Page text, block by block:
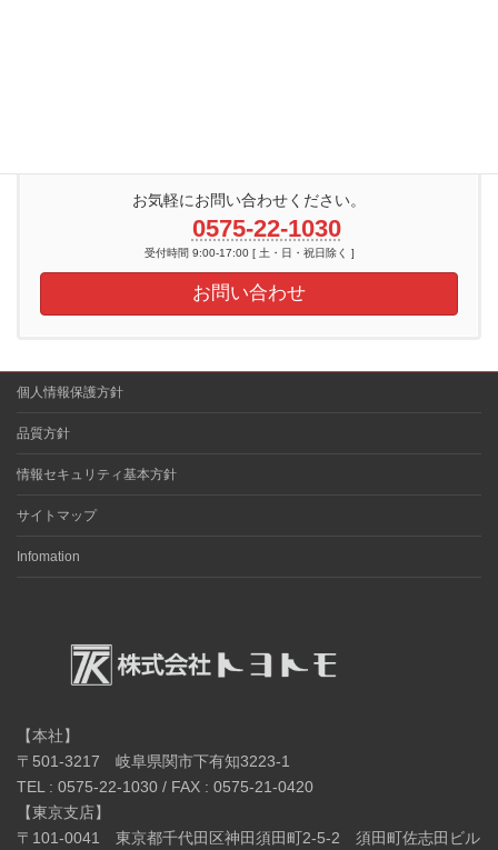
お気軽にお問い合わせください。
0575-22-1030
受付時間 9:00-17:00 [ 土・日・祝日除く ]
お問い合わせ
個人情報保護方針
品質方針
情報セキュリティ基本方針
サイトマップ
Infomation
【本社】
〒501-3217 岐阜県関市下有知3223-1
TEL : 0575-22-1030 / FAX : 0575-21-0420
【東京支店】
〒101-0041 東京都千代田区神田須田町2-5-2 須田町佐志田ビル